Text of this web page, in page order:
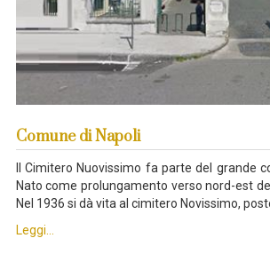
Comune di Napoli
Il Cimitero Nuovissimo fa parte del grande
Nato come prolungamento verso nord-est
Nel 1936 si dà vita al cimitero Novissimo,
Leggi...